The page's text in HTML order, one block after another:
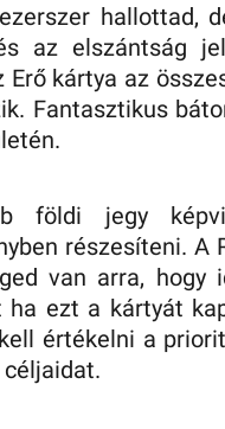
hallottad,
az elszántság
Erő kártya az
Fantasztikus
földi jegy
részesíteni. A
van arra,
ha ezt a kártyát
értékelni a